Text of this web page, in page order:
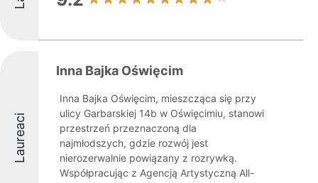
Laureaci
Inna Bajka Oświęcim
Inna Bajka Oświęcim, mieszcząca się przy
ulicy Garbarskiej 14b w Oświęcimiu, stanowi
przestrzeń przeznaczoną dla
najmłodszych, gdzie rozwój jest
nierozerwalnie powiązany z rozrywką.
Współpracując z Agencją Artystyczną All-